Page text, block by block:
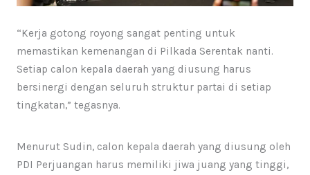
“Kerja gotong royong sangat penting untuk
memastikan kemenangan di Pilkada Serentak nanti.
Setiap calon kepala daerah yang diusung harus
bersinergi dengan seluruh struktur partai di setiap
tingkatan,” tegasnya.
Menurut Sudin, calon kepala daerah yang diusung oleh
PDI Perjuangan harus memiliki jiwa juang yang tinggi,